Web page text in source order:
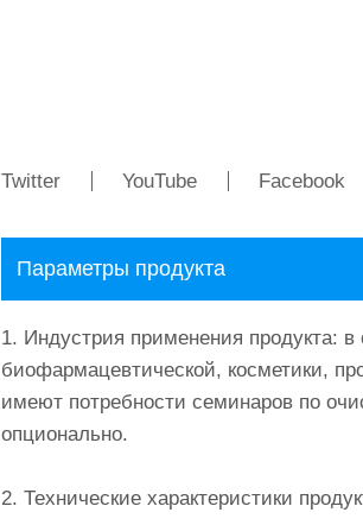
Twitter YouTube Facebook
Параметры продукта
1. Индустрия применения продукта:
биофармацевтической, косметики,
имеют потребности семинаров по
опционально.
2. Технические характеристики